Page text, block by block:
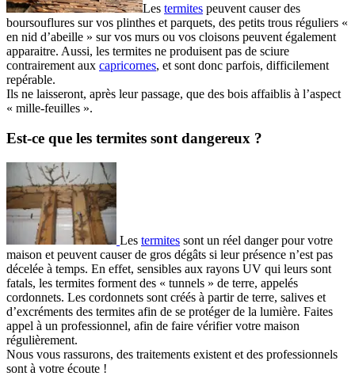
Les termites peuvent causer des
boursouflures sur vos plinthes et parquets, des petits trous réguliers «
en nid d’abeille » sur vos murs ou vos cloisons peuvent également
apparaitre. Aussi, les termites ne produisent pas de sciure
contrairement aux capricornes, et sont donc parfois, difficilement
repérable.
Ils ne laisseront, après leur passage, que des bois affaiblis à l’aspect
« mille-feuilles ».
Est-ce que les termites sont dangereux ?
Les termites sont un réel danger pour votre
maison et peuvent causer de gros dégâts si leur présence n’est pas
décelée à temps. En effet, sensibles aux rayons UV qui leurs sont
fatals, les termites forment des « tunnels » de terre, appelés
cordonnets. Les cordonnets sont créés à partir de terre, salives et
d’excréments des termites afin de se protéger de la lumière. Faites
appel à un professionnel, afin de faire vérifier votre maison
régulièrement.
Nous vous rassurons, des traitements existent et des professionnels
sont à votre écoute !